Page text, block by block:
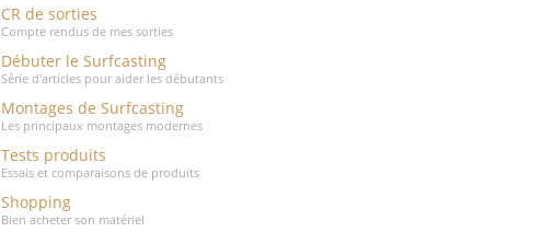
CR de sorties
Compte rendus de mes sorties
Débuter le Surfcasting
Série d'articles pour aider les débutants
Montages de Surfcasting
Les principaux montages modernes
Tests produits
Essais et comparaisons de produits
Shopping
Bien acheter son matériel